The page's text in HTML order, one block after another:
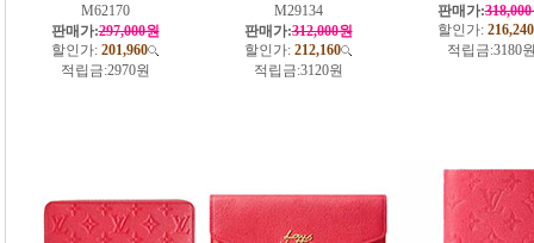
M62170
판매가:297,000원
할인가: 201,960
적립금:2970원
M29134
판매가:312,000원
할인가: 212,160
적립금:3120원
판매가:
할인가: 216,240
적립금:3180